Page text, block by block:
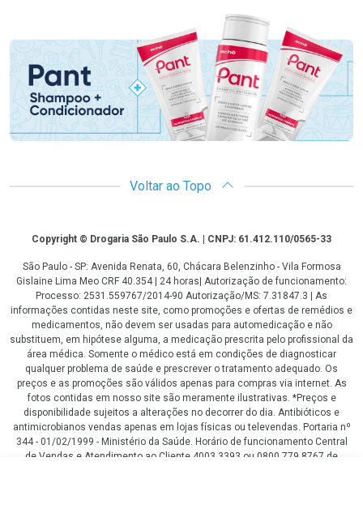
Promoção em Destaque
Voltar ao Topo
CopyrightCopyright © Drogaria São Paulo S.A. | CNPJ: 61.412.110/0565-33
São Paulo - SP: Avenida Renata, 60, Chácara Belenzinho - Vila Formosa
Gislaine Lima Meo CRF 40.354 | 24 horas| Autorização de funcionamento:
Processo: 2531.559767/2014-90 Autorização/MS: 7.31847.3 | As
informações contidas neste site, como promoções e ofertas de remédios e
medicamentos, não devem ser usadas para automedicação e não
substituem, em hipótese alguma, a medicação prescrita pelo profissional da
área médica. Somente o médico está em condições de diagnosticar
qualquer problema de saúde e prescrever o tratamento adequado. Os
preços e as promoções são válidos apenas para compras via internet. As
fotos contidas em nosso site são meramente ilustrativas. *Preços e
disponibilidade sujeitos a alterações no decorrer do dia. Antibióticos e
antimicrobianos vendas apenas em lojas físicas ou televendas. Portaria nº
344 - 01/02/1999 - Ministério da Saúde. Horário de funcionamento Central
de Vendas e Atendimento ao Cliente 4003 3393 ou 0800 779 8767 de